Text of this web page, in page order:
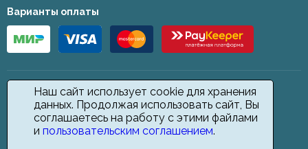
Наш сайт использует cookie для хранения
данных. Продолжая использовать сайт, Вы
соглашаетесь на работу с этими файлами
и пользовательским соглашением.
Варианты оплаты